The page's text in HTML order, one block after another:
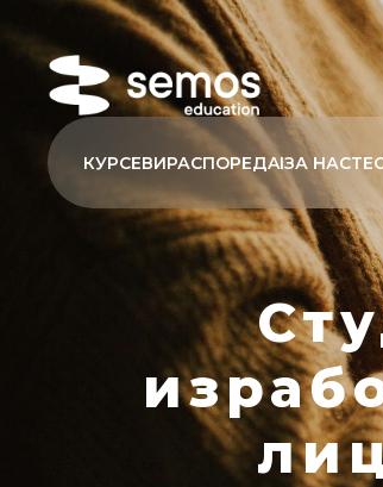
КУРСЕВИРАСПОРЕДAIЗА НАС